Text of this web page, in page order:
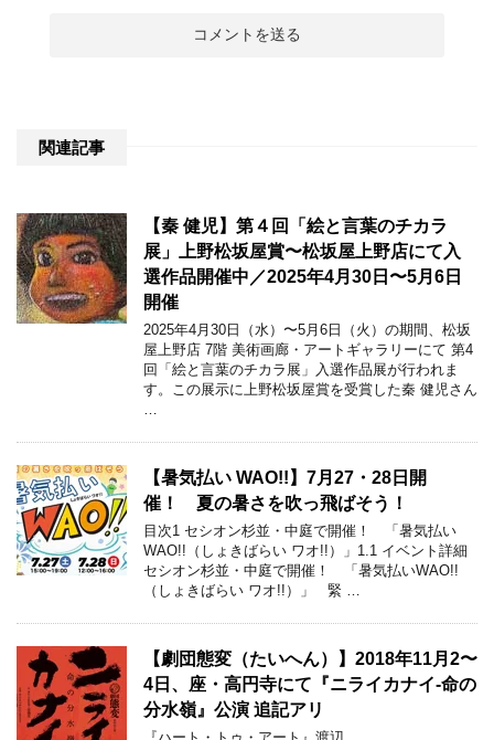
関連記事
【秦 健児】第４回「絵と言葉のチカラ
展」上野松坂屋賞〜松坂屋上野店にて入
選作品開催中／2025年4月30日〜5月6日
開催
2025年4月30日（水）〜5月6日（火）の期間、松坂
屋上野店 7階 美術画廊・アートギャラリーにて 第4
回「絵と言葉のチカラ展」入選作品展が行われま
す。この展示に上野松坂屋賞を受賞した秦 健児さん
【暑気払い WAO!!】7月27・28日開
催！ 夏の暑さを吹っ飛ばそう！
目次1 セシオン杉並・中庭で開催！ 「暑気払い
WAO!!（しょきばらい ワオ!!）」1.1 イベント詳細
セシオン杉並・中庭で開催！ 「暑気払いWAO!!
（しょきばらい ワオ!!）」 緊 …
【劇団態変（たいへん）】2018年11月2〜
4日、座・高円寺にて『ニライカナイ-命の
分水嶺』公演 追記アリ